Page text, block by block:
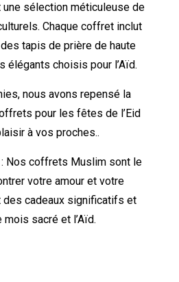
sélection méticuleuse de
Chaque coffret inclut
tapis de prière de haute
élégants choisis pour l’Aïd.
nous avons repensé la
pour les fêtes de l’Eid
à vos proches..
: Nos coffrets Muslim sont le
votre amour et votre
des cadeaux significatifs et
sacré et l’Aïd.